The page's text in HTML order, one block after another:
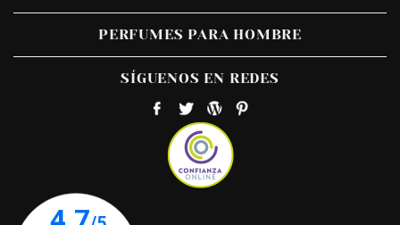
PERFUMES PARA HOMBRE
SÍGUENOS EN REDES